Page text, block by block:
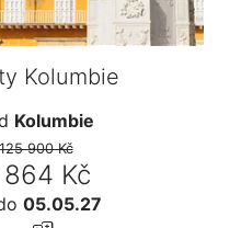
Kolumbie
Kolumbie
900 Kč
Kč
05.05.27